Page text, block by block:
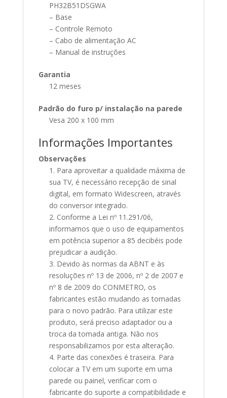
PH32B51DSGWA
– Base
– Controle Remoto
– Cabo de alimentação AC
– Manual de instruções
Garantia
12 meses
Padrão do furo p/ instalação na parede
Vesa 200 x 100 mm
Informações Importantes
Observações
1. Para aproveitar a qualidade máxima de
sua TV, é necessário recepção de sinal
digital, em formato Widescreen, através
do conversor integrado.
2. Conforme a Lei nº 11.291/06,
informamos que o uso de equipamentos
em potência superior a 85 decibéis pode
prejudicar a audição.
3. Devido às normas da ABNT e às
resoluções nº 13 de 2006, nº 2 de 2007 e
nº 8 de 2009 do CONMETRO, os
fabricantes estão mudando as tomadas
para o novo padrão. Para utilizar este
produto, será preciso adaptador ou a
troca da tomada antiga. Não nos
responsabilizamos por esta alteração.
4. Parte das conexões é traseira. Para
colocar a TV em um suporte em uma
parede ou painel, verificar com o
fabricante do suporte a compatibilidade e